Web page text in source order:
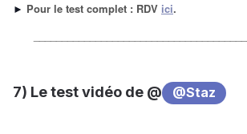
► Pour le test complet : RDV ici.
7) Le test vidéo de @ @Staz